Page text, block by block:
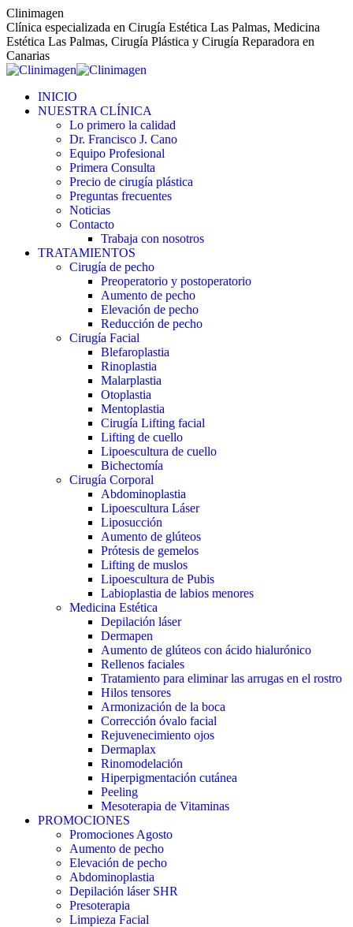
Saltar
al
contenido
Clinimagen
Clínica especializada en Cirugía Estética Las Palmas, Medicina
Estética Las Palmas, Cirugía Plástica y Cirugía Reparadora en
Canarias
INICIO
NUESTRA CLÍNICA
Lo primero la calidad
Dr. Francisco J. Cano
Equipo Profesional
Primera Consulta
Precio de cirugía plástica
Preguntas frecuentes
Noticias
Contacto
Trabaja con nosotros
TRATAMIENTOS
Cirugía de pecho
Preoperatorio y postoperatorio
Aumento de pecho
Elevación de pecho
Reducción de pecho
Cirugía Facial
Blefaroplastia
Rinoplastia
Malarplastia
Otoplastia
Mentoplastia
Cirugía Lifting facial
Lifting de cuello
Lipoescultura de cuello
Bichectomía
Cirugía Corporal
Abdominoplastia
Lipoescultura Láser
Liposucción
Aumento de glúteos
Prótesis de gemelos
Lifting de muslos
Lipoescultura de Pubis
Labioplastia de labios menores
Medicina Estética
Depilación láser
Dermapen
Aumento de glúteos con ácido hialurónico
Rellenos faciales
Tratamiento para eliminar las arrugas en el rostro
Hilos tensores
Armonización de la boca
Corrección óvalo facial
Rejuvenecimiento ojos
Dermaplax
Rinomodelación
Hiperpigmentación cutánea
Peeling
Mesoterapia de Vitaminas
PROMOCIONES
Promociones Agosto
Aumento de pecho
Elevación de pecho
Abdominoplastia
Depilación láser SHR
Presoterapia
Limpieza Facial